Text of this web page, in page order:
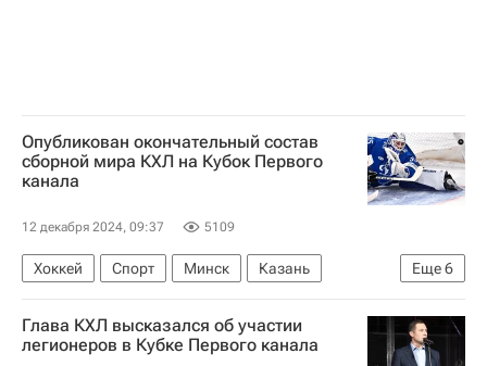
Опубликован окончательный состав
сборной мира КХЛ на Кубок Первого
канала
12 декабря 2024, 09:37 5109
Еще6
Хоккей Спорт Минск
Казань
Московская область (Подмосковье)
Дин Стюарт
Хантер Миска
Патрик Рибар
Глава КХЛ высказался об участии
легионеров в Кубке Первого канала